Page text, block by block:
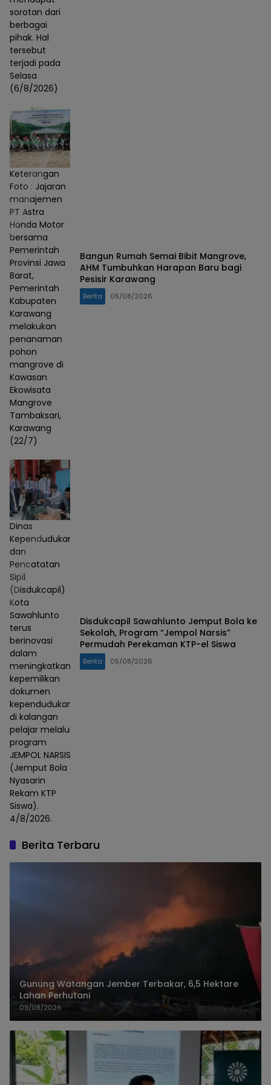
sorotan dari
berbagai
pihak. Hal
tersebut
terjadi pada
Selasa
(6/8/2026)
Keterangan
Foto : Jajaran
manajemen
PT Astra
Honda Motor
bersama
Pemerintah
Provinsi Jawa
Barat,
Pemerintah
Kabupaten
Karawang
melakukan
penanaman
pohon
mangrove di
Kawasan
Ekowisata
Mangrove
Tambaksari,
Karawang
(22/7)
Bangun Rumah Semai Bibit Mangrove,
AHM Tumbuhkan Harapan Baru bagi
Pesisir Karawang
Berita 05/08/2026
Dinas
Kependudukan
dan
Pencatatan
Sipil
(Disdukcapil)
Kota
Sawahlunto
terus
berinovasi
dalam
meningkatkan
kepemilikan
dokumen
kependudukan
di kalangan
pelajar melalui
program
JEMPOL NARSIS
(Jemput Bola
Nyasarin
Rekam KTP
Siswa).
4/8/2026.
Disdukcapil Sawahlunto Jemput Bola ke
Sekolah, Program “Jempol Narsis”
Permudah Perekaman KTP-el Siswa
Berita 05/08/2026
Berita Terbaru
Gunung Watangan Jember Terbakar, 6,5 Hektare
Lahan Perhutani
09/08/2026